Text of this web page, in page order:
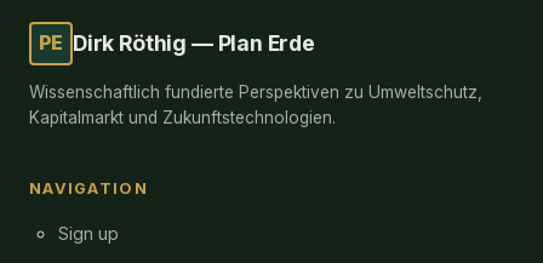
PE Dirk Röthig — Plan Erde
Wissenschaftlich fundierte Perspektiven zu Umweltschutz,
Kapitalmarkt und Zukunftstechnologien.
NAVIGATION
Sign up